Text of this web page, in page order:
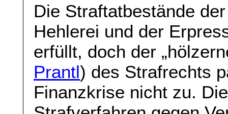
Die Straftatbestände
Hehlerei und der
erfüllt, doch der
Prantl) des Strafrechts
Finanzkrise nicht zu.